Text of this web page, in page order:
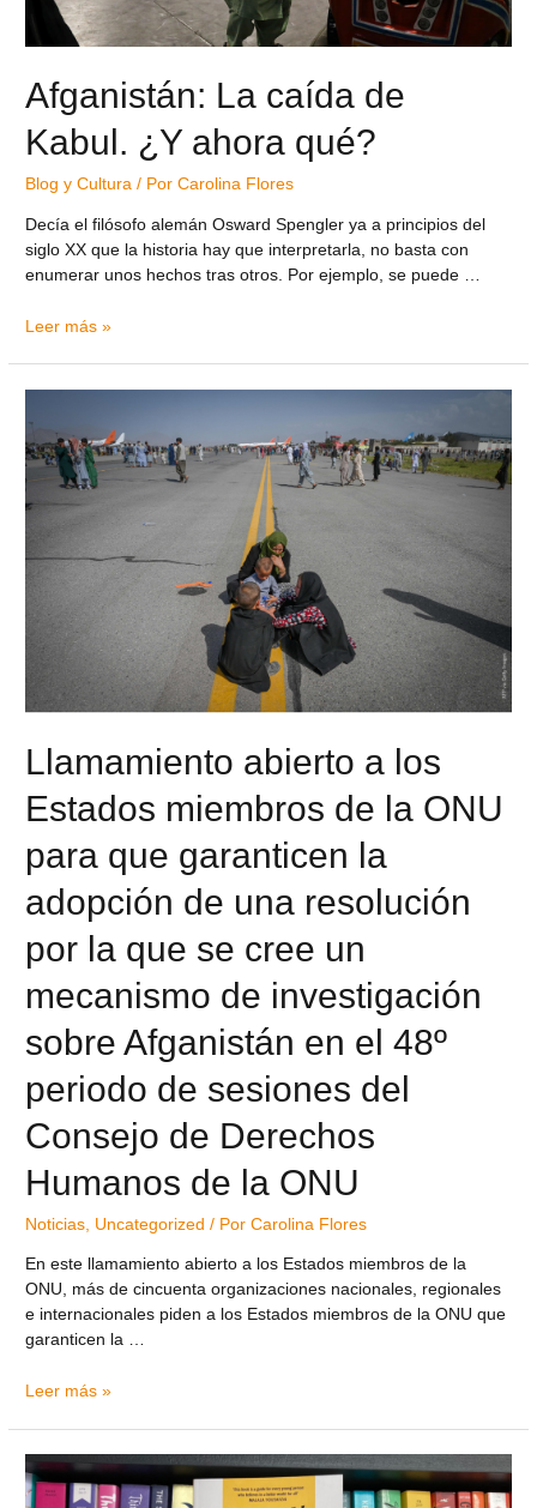
Afganistán: La caída de
Kabul. ¿Y ahora qué?
Blog y Cultura / PorCarolina Flores
Decía el filósofo alemán Osward Spengler ya a principios del
siglo XX que la historia hay que interpretarla, no basta con
enumerar unos hechos tras otros. Por ejemplo, se puede …
Leer más »
Llamamiento abierto a los
Estados miembros de la ONU
para que garanticen la
adopción de una resolución
por la que se cree un
mecanismo de investigación
sobre Afganistán en el 48º
periodo de sesiones del
Consejo de Derechos
Humanos de la ONU
Noticias Uncategorized / PorCarolina Flores
En este llamamiento abierto a los Estados miembros de la
ONU, más de cincuenta organizaciones nacionales, regionales
e internacionales piden a los Estados miembros de la ONU que
garanticen la …
Leer más »